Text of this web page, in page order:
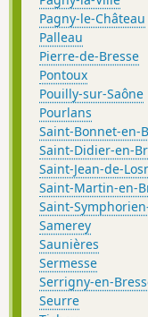
Pagny-le-Château
Palleau
Pierre-de-Bresse
Pontoux
Pouilly-sur-Saône
Pourlans
Saint-Bonnet-en-
Saint-Didier-en-
Saint-Jean-de-
Saint-Martin-en-
Saint-
Samerey
Saunières
Sermesse
Serrigny-en-
Seurre